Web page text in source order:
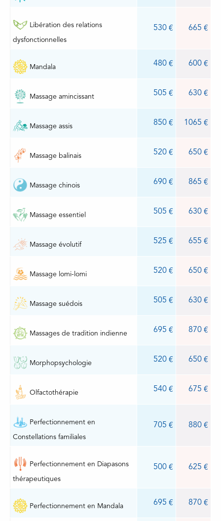
Libération des relations
dysfonctionnelles
530 665
Mandala 480 600
Massage amincissant 505 630
Massage assis 850 1065
Massage balinais 520 650
Massage chinois 690 865
Massage essentiel 505 630
Massage évolutif 525 655
Massage lomi-lomi 520 650
Massage suédois 505 630
Massages de tradition indienne 695 870
Morphopsychologie 520 650
Olfactothérapie 540 675
Perfectionnement en
Constellations familiales
705 880
Perfectionnement en Diapasons
thérapeutiques
500 625
Perfectionnement en Mandala 695 870